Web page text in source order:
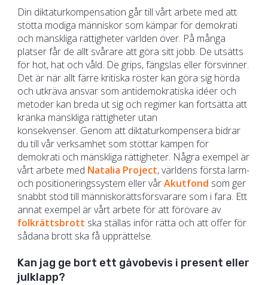
Din diktaturkompensation går till vårt arbete med att
stötta modiga människor som kämpar för demokrati
och mänskliga rättigheter världen över. På många
platser får de allt svårare att göra sitt jobb. De utsätts
för hot, hat och våld. De grips, fängslas eller försvinner.
Det är när allt färre kritiska röster kan göra sig hörda
och utkräva ansvar som antidemokratiska idéer och
metoder kan breda ut sig och regimer kan fortsätta att
kränka mänskliga rättigheter utan
konsekvenser. Genom att diktaturkompensera bidrar
du till vår verksamhet som stöttar kampen för
demokrati och mänskliga rättigheter. Några exempel är
vårt arbete med Natalia Project, världens första larm-
och positioneringssystem eller vårAkutfond som ger
snabbt stöd till människorättsförsvarare som i fara. Ett
annat exempel är vårt arbete för att förövare av
folkrättsbrott ska ställas inför rätta och att offer för
sådana brott ska få upprättelse.
Kan jag ge bort ett gåvobevis i present eller
julklapp?